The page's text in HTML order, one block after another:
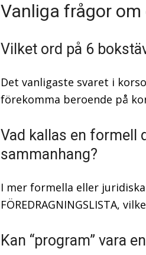
Vanliga frågor
Vilket ord på 6
Det vanligaste svaret i
förekomma beroende på
Vad kallas en formell
sammanhang?
I mer formella eller
FÖREDRAGNINGSLISTA,
Kan “program” vara